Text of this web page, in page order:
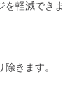
を軽減できま
きます。